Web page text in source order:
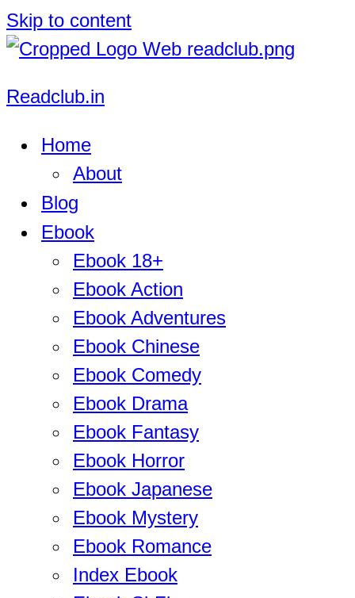
Skip to content
Readclub.in
Home
About
Blog
Ebook
Ebook 18+
Ebook Action
Ebook Adventures
Ebook Chinese
Ebook Comedy
Ebook Drama
Ebook Fantasy
Ebook Horror
Ebook Japanese
Ebook Mystery
Ebook Romance
Index Ebook